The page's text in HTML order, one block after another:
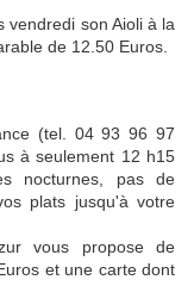
vendredi son Aioli à la
de 12.50 Euros.
(tel. 04 93 96 97
à seulement 12 h15
nocturnes, pas de
plats jusqu'à votre
vous propose de
et une carte dont